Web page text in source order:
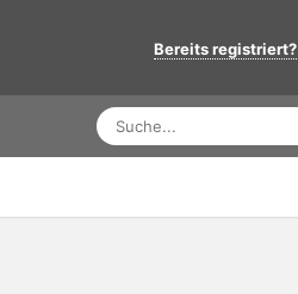
Bereits registriert?